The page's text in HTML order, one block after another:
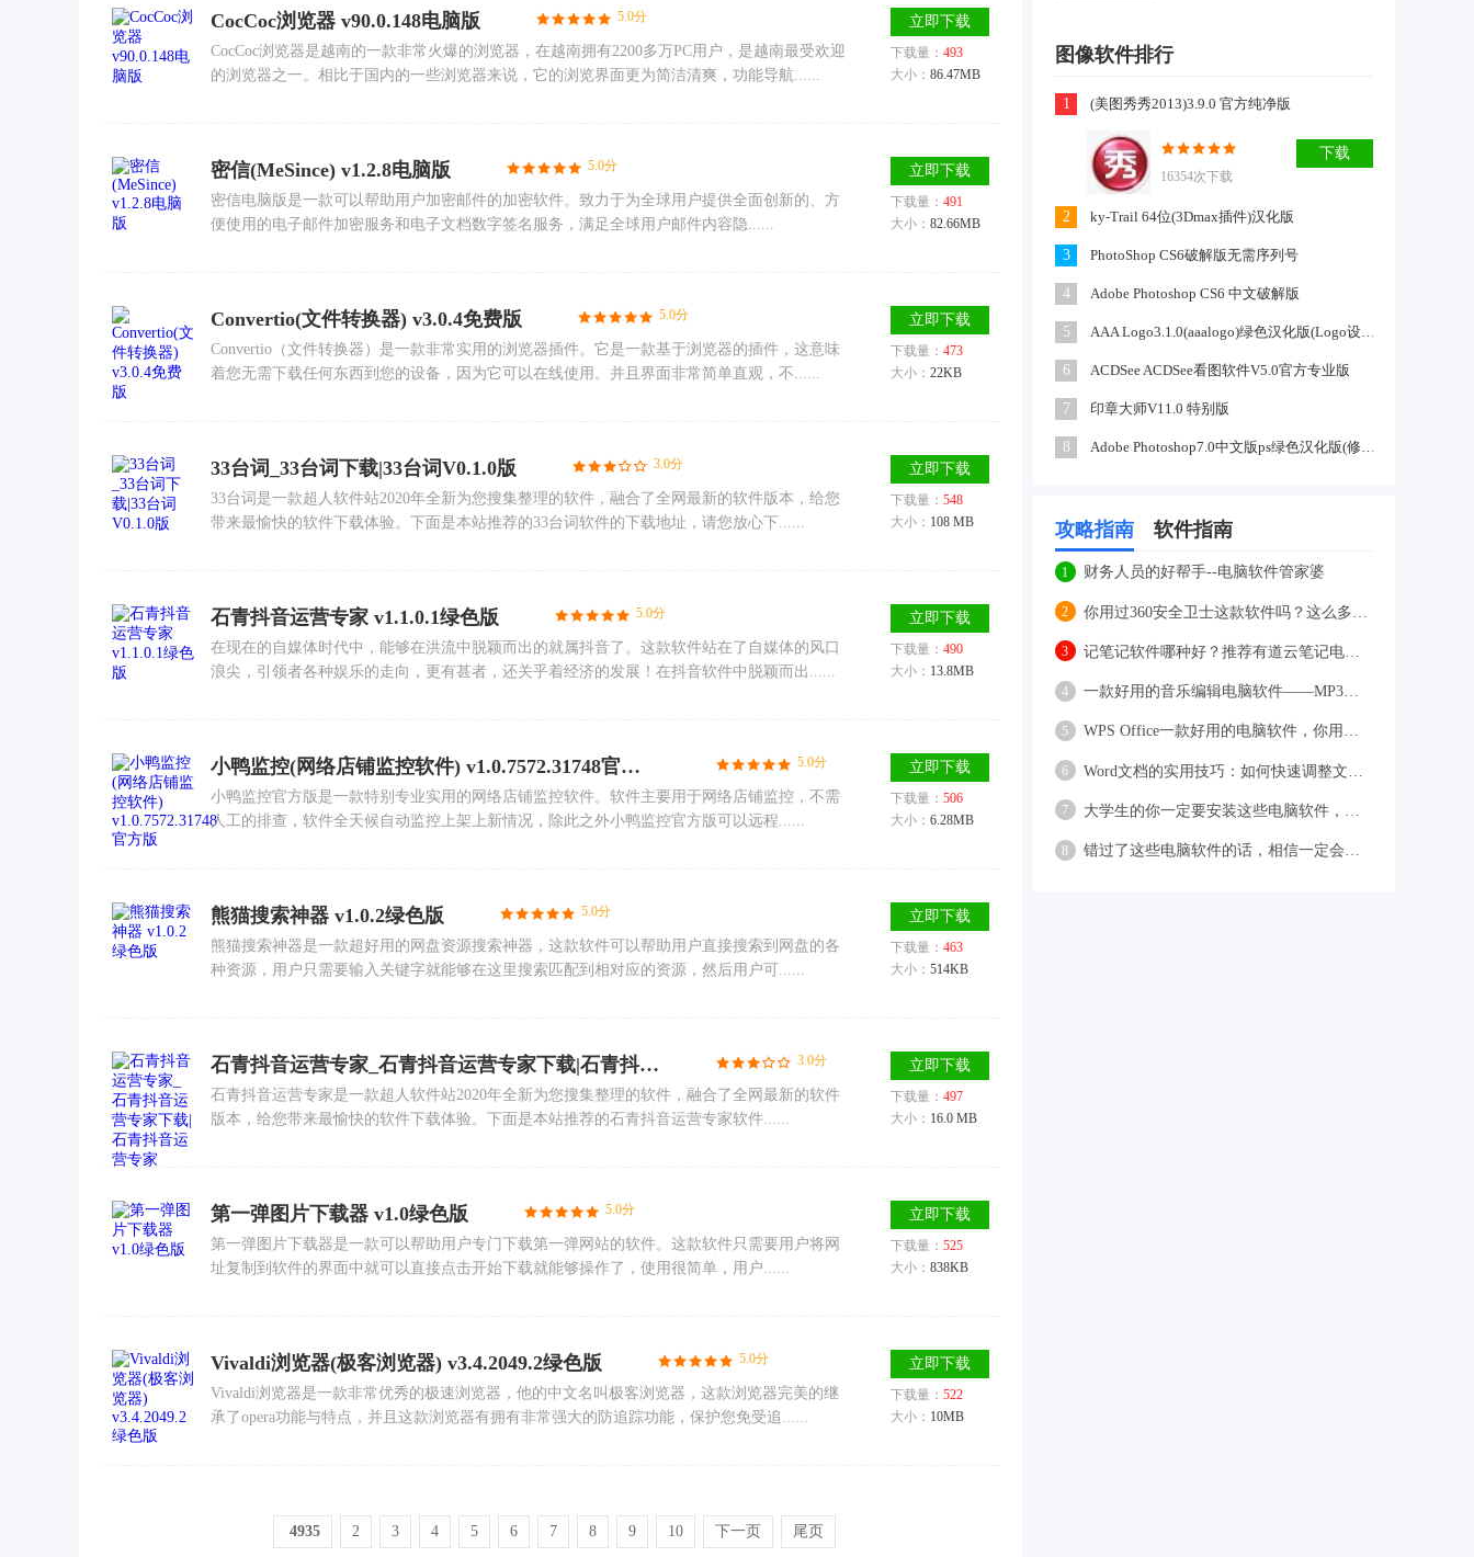
CocCoc浏览器 v90.0.148电脑版 5.0分
CocCoc浏览器是越南的一款非常火爆的浏览器，在越南拥有2200多万PC用户，是越南最受欢迎
的浏览器之一。相比于国内的一些浏览器来说，它的浏览界面更为简洁清爽，功能导航......
立即下载
下载量： 493
大小： 86.47MB
密信(MeSince) v1.2.8电脑版 5.0分
密信电脑版是一款可以帮助用户加密邮件的加密软件。致力于为全球用户提供全面创新的、方
便使用的电子邮件加密服务和电子文档数字签名服务，满足全球用户邮件内容隐......
立即下载
下载量： 491
大小： 82.66MB
Convertio(文件转换器) v3.0.4免费版 5.0分
Convertio（文件转换器）是一款非常实用的浏览器插件。它是一款基于浏览器的插件，这意味
着您无需下载任何东西到您的设备，因为它可以在线使用。并且界面非常简单直观，不......
立即下载
下载量： 473
大小： 22KB
33台词_33台词下载|33台词V0.1.0版 3.0分
33台词是一款超人软件站2020年全新为您搜集整理的软件，融合了全网最新的软件版本，给您
带来最愉快的软件下载体验。下面是本站推荐的33台词软件的下载地址，请您放心下......
立即下载
下载量： 548
大小： 108 MB
石青抖音运营专家 v1.1.0.1绿色版 5.0分
在现在的自媒体时代中，能够在洪流中脱颖而出的就属抖音了。这款软件站在了自媒体的风口
浪尖，引领者各种娱乐的走向，更有甚者，还关乎着经济的发展！在抖音软件中脱颖而出......
立即下载
下载量： 490
大小： 13.8MB
小鸭监控(网络店铺监控软件) v1.0.7572.31748官方版 5.0分
小鸭监控官方版是一款特别专业实用的网络店铺监控软件。软件主要用于网络店铺监控，不需
人工的排查，软件全天候自动监控上架上新情况，除此之外小鸭监控官方版可以远程......
立即下载
下载量： 506
大小： 6.28MB
熊猫搜索神器 v1.0.2绿色版 5.0分
熊猫搜索神器是一款超好用的网盘资源搜索神器，这款软件可以帮助用户直接搜索到网盘的各
种资源，用户只需要输入关键字就能够在这里搜索匹配到相对应的资源，然后用户可......
立即下载
下载量： 463
大小： 514KB
石青抖音运营专家_石青抖音运营专家下载|石青抖音运营专家V1.1.0.1版 3.0分
石青抖音运营专家是一款超人软件站2020年全新为您搜集整理的软件，融合了全网最新的软件
版本，给您带来最愉快的软件下载体验。下面是本站推荐的石青抖音运营专家软件......
立即下载
下载量： 497
大小： 16.0 MB
第一弹图片下载器 v1.0绿色版 5.0分
第一弹图片下载器是一款可以帮助用户专门下载第一弹网站的软件。这款软件只需要用户将网
址复制到软件的界面中就可以直接点击开始下载就能够操作了，使用很简单，用户......
立即下载
下载量： 525
大小： 838KB
Vivaldi浏览器(极客浏览器) v3.4.2049.2绿色版 5.0分
Vivaldi浏览器是一款非常优秀的极速浏览器，他的中文名叫极客浏览器，这款浏览器完美的继
承了opera功能与特点，并且这款浏览器有拥有非常强大的防追踪功能，保护您免受追......
立即下载
下载量： 522
大小： 10MB
4935 2 3 4 5 6 7 8 9 10 下一页 尾页
图像软件排行
1 (美图秀秀2013)3.9.0 官方纯净版
16354次下载
下载
2 ky-Trail 64位(3Dmax插件)汉化版
3 PhotoShop CS6破解版无需序列号
4 Adobe Photoshop CS6 中文破解版
5 AAA Logo3.1.0(aaalogo)绿色汉化版(Logo设计软件下载)
6 ACDSee ACDSee看图软件V5.0官方专业版
7 印章大师V11.0 特别版
8 Adobe Photoshop7.0中文版ps绿色汉化版(修图软件)
攻略指南 软件指南
1 财务人员的好帮手--电脑软件管家婆
2
3
4 一款好用的音乐编辑电脑软件——MP3剪切合并大师
5 WPS Office一款好用的电脑软件，你用了吗
6
7
8 错过了这些电脑软件的话，相信一定会后悔不已